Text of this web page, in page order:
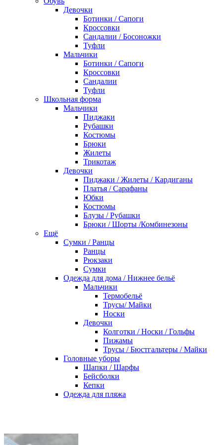
Девочки
Ботинки / Сапоги
Кроссовки
Сандалии / Босоножки
Туфли
Мальчики
Ботинки / Сапоги
Кроссовки
Сандалии
Туфли
Школьная форма
Мальчики
Пиджаки
Рубашки
Костюмы
Брюки
Жилеты
Трикотаж
Девочки
Пиджаки / Жилеты / Кардиганы
Платья / Сарафаны
Юбки
Костюмы
Блузы / Рубашки
Брюки / Шорты /Комбинезоны
Ещё
Сумки / Ранцы
Ранцы
Рюкзаки
Сумки
Одежда для дома / Нижнее бельё
Мальчики
Термобельё
Трусы/ Майки
Носки
Девочки
Колготки / Носки / Гольфы
Пижамы
Трусы / Бюстгальтеры / Майки
Головные уборы
Шапки / Шарфы
Бейсболки
Кепки
Одежда для пляжа